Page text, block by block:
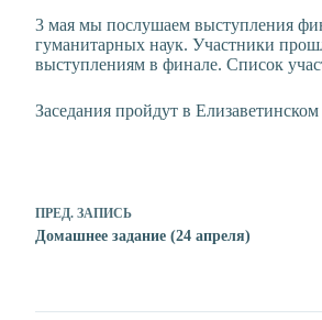
3 мая мы послушаем выступления
гуманитарных наук. Участники
выступлениям в финале. Список
Заседания пройдут в
ПРЕД. ЗАПИСЬ
Домашнее задание (24 апреля)